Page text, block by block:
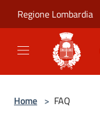
Regione Lombardia
Home > FAQ